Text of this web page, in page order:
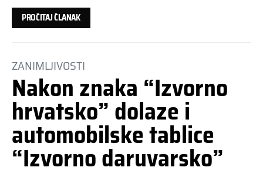
PROČITAJ ČLANAK
ZANIMLJIVOSTI
Nakon znaka “Izvorno
hrvatsko” dolaze i
automobilske tablice
“Izvorno daruvarsko”